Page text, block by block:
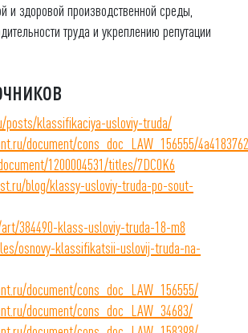
и здоровой производственной среды,
труда и укреплению репутации
posts/klassifikaciya-usloviy-truda/
document/cons_doc_LAW_156555/
1200004531/titles/7DC0K6
blog/klassy-usloviy-truda-po-sout-
384490-klass-usloviy-truda-18-m8
osnovy-klassifikatsii-uslovij-truda-na-
document/cons_doc_LAW_156555/
document/cons_doc_LAW_34683/